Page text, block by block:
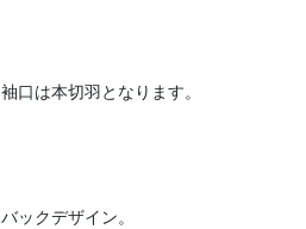
袖口は本切羽となります。
バックデザイン。